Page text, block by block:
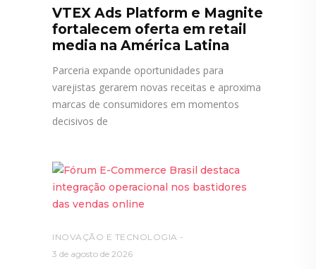
VTEX Ads Platform e Magnite
fortalecem oferta em retail
media na América Latina
Parceria expande oportunidades para
varejistas gerarem novas receitas e aproxima
marcas de consumidores em momentos
decisivos de
INOVAÇÃO E TECNOLOGIA
3 de agosto de 2026